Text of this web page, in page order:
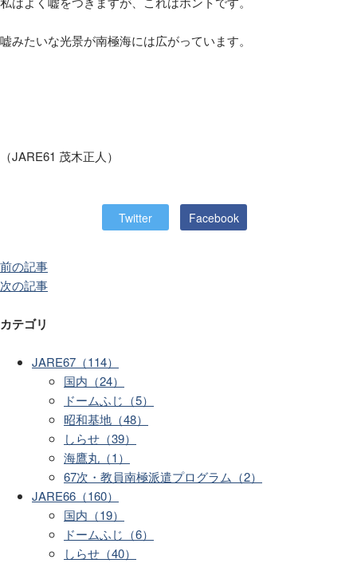
嘘みたいな光景が南極海には広がっています。
（JARE61 茂木正人）
Twitter Facebook
前の記事
次の記事
カテゴリ
JARE67（114）
国内（24）
ドームふじ（5）
昭和基地（48）
しらせ（39）
海鷹丸（1）
67次・教員南極派遣プログラム（2）
JARE66（160）
国内（19）
ドームふじ（6）
しらせ（40）